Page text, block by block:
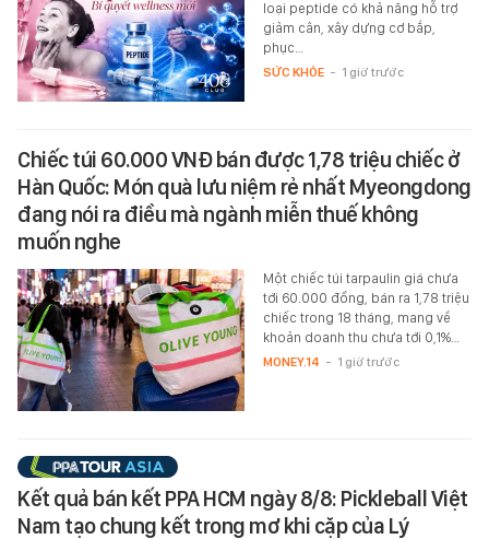
loại peptide có khả năng hỗ trợ
giảm cân, xây dựng cơ bắp,
phục…
SỨC KHỎE - 1 giờ trước
Chiếc túi 60.000 VNĐ bán được 1,78 triệu chiếc ở
Hàn Quốc: Món quà lưu niệm rẻ nhất Myeongdong
đang nói ra điều mà ngành miễn thuế không
muốn nghe
Một chiếc túi tarpaulin giá chưa
tới 60.000 đồng, bán ra 1,78 triệu
chiếc trong 18 tháng, mang về
khoản doanh thu chưa tới 0,1%…
MONEY.14 - 1 giờ trước
Kết quả bán kết PPA HCM ngày 8/8: Pickleball Việt
Nam tạo chung kết trong mơ khi cặp của Lý